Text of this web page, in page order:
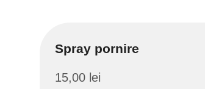
Spray pornire
15,00 lei